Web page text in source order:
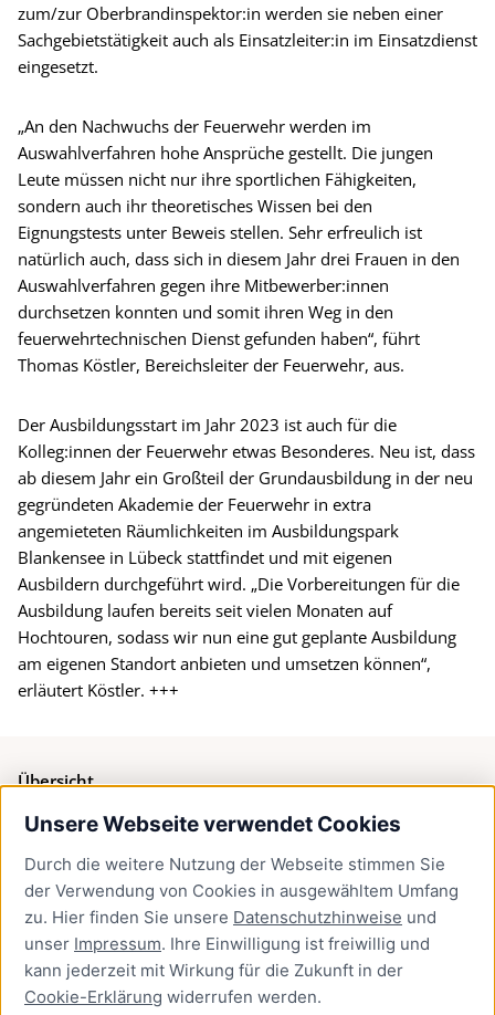
Unsere Webseite verwendet Cookies
Durch die weitere Nutzung der Webseite stimmen Sie
der Verwendung von Cookies in ausgewähltem Umfang
zu. Hier finden Sie unsere Datenschutzhinweise und
unser Impressum. Ihre Einwilligung ist freiwillig und
kann jederzeit mit Wirkung für die Zukunft in der
Cookie-Erklärung widerrufen werden.
zum/zur Oberbrandinspektor:in werden sie neben einer
Sachgebietstätigkeit auch als Einsatzleiter:in im Einsatzdienst
eingesetzt.
„An den Nachwuchs der Feuerwehr werden im
Auswahlverfahren hohe Ansprüche gestellt. Die jungen
Leute müssen nicht nur ihre sportlichen Fähigkeiten,
sondern auch ihr theoretisches Wissen bei den
Eignungstests unter Beweis stellen. Sehr erfreulich ist
natürlich auch, dass sich in diesem Jahr drei Frauen in den
Auswahlverfahren gegen ihre Mitbewerber:innen
durchsetzen konnten und somit ihren Weg in den
feuerwehrtechnischen Dienst gefunden haben“, führt
Thomas Köstler, Bereichsleiter der Feuerwehr, aus.
Der Ausbildungsstart im Jahr 2023 ist auch für die
Kolleg:innen der Feuerwehr etwas Besonderes. Neu ist, dass
ab diesem Jahr ein Großteil der Grundausbildung in der neu
gegründeten Akademie der Feuerwehr in extra
angemieteten Räumlichkeiten im Ausbildungspark
Blankensee in Lübeck stattfindet und mit eigenen
Ausbildern durchgeführt wird. „Die Vorbereitungen für die
Ausbildung laufen bereits seit vielen Monaten auf
Hochtouren, sodass wir nun eine gut geplante Ausbildung
am eigenen Standort anbieten und umsetzen können“,
erläutert Köstler. +++
Übersicht
Bürgerservice
Presse
Newsletter Lübeck:kompakt
Kontakt
Kontakt